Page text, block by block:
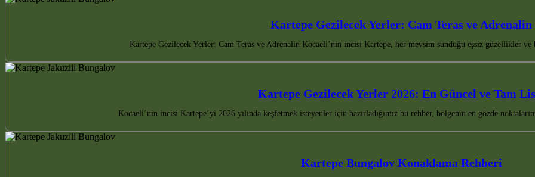
Kartepe Gezilecek Yerler: Cam Teras ve Adrenalin
Kartepe Gezilecek Yerler: Cam Teras ve Adrenalin Kocaeli’nin incisi Kartepe, her mevsim sunduğu eşsiz güzellikler
Kartepe Gezilecek Yerler 2026: En Güncel ve Tam
Kocaeli’nin incisi Kartepe’yi 2026 yılında keşfetmek isteyenler için hazırladığımız bu rehber, bölgenin en gözde
Kartepe Bungalov Konaklama Rehberi